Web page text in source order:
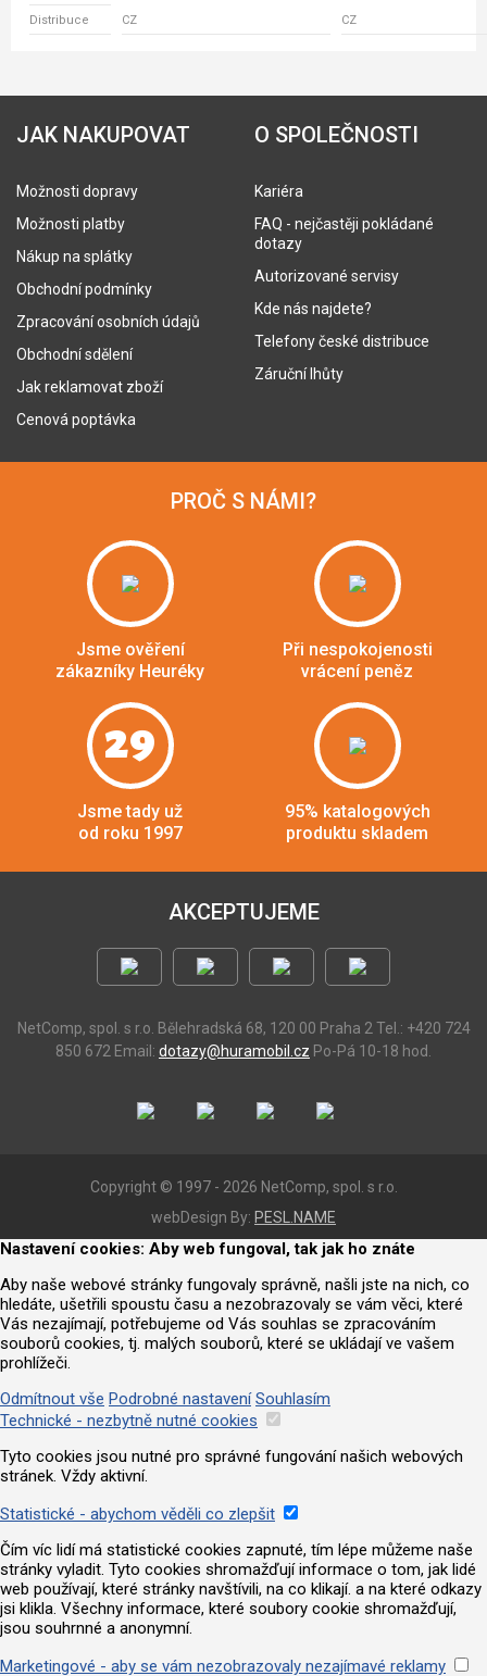
Distribuce CZ CZ
JAK NAKUPOVAT
Možnosti dopravy
Možnosti platby
Nákup na splátky
Obchodní podmínky
Zpracování osobních údajů
Obchodní sdělení
Jak reklamovat zboží
Cenová poptávka
O SPOLEČNOSTI
Kariéra
FAQ - nejčastěji pokládané
dotazy
Autorizované servisy
Kde nás najdete?
Telefony české distribuce
Záruční lhůty
PROČ S NÁMI?
Jsme ověření
zákazníky Heuréky
Při nespokojenosti
vrácení peněz
29
Jsme tady už
od roku 1997
95% katalogových
produktu skladem
AKCEPTUJEME
NetComp, spol. s r.o. Bělehradská 68, 120 00 Praha 2 Tel.: +420 724
850 672 Email: dotazy@huramobil.cz Po-Pá 10-18 hod.
Copyright © 1997 - 2026 NetComp, spol. s r.o.
webDesign By: PESL.NAME
Nastavení cookies: Aby web fungoval, tak jak ho znáte
Aby naše webové stránky fungovaly správně, našli jste na nich, co
hledáte, ušetřili spoustu času a nezobrazovaly se vám věci, které
Vás nezajímají, potřebujeme od Vás souhlas se zpracováním
souborů cookies, tj. malých souborů, které se ukládají ve vašem
prohlížeči.
Odmítnout vše Podrobné nastavení Souhlasím
Technické - nezbytně nutné cookies
Tyto cookies jsou nutné pro správné fungování našich webových
stránek. Vždy aktivní.
Statistické - abychom věděli co zlepšit
Čím víc lidí má statistické cookies zapnuté, tím lépe můžeme naše
stránky vyladit. Tyto cookies shromažďují informace o tom, jak lidé
web používají, které stránky navštívili, na co klikají. a na které odkazy
jsi klikla. Všechny informace, které soubory cookie shromažďují,
jsou souhrnné a anonymní.
Marketingové - aby se vám nezobrazovaly nezajímavé reklamy